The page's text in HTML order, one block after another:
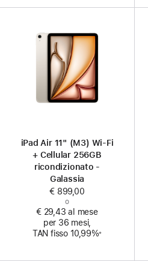
iPad Air 11" (M3) Wi‑Fi
+ Cellular 256GB
ricondizionato -
Galassia
€ 899,00
o
€ 29,43 al mese
per 36 mesi,
TAN fisso 10,99%※